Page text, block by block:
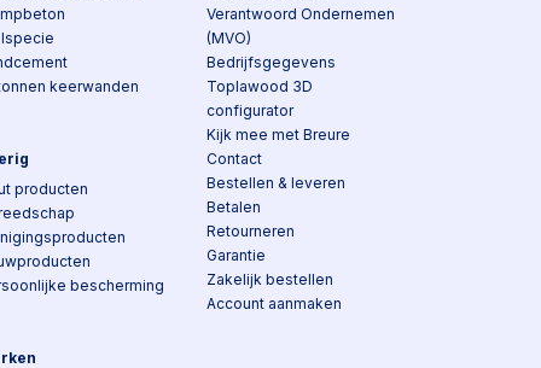
keerwanden
producten
bescherming
Verantwoord Ondernemen
(MVO)
Bedrijfsgegevens
Toplawood 3D
configurator
Kijk mee met Breure
Contact
Bestellen & leveren
Betalen
Retourneren
Garantie
Zakelijk bestellen
Account aanmaken